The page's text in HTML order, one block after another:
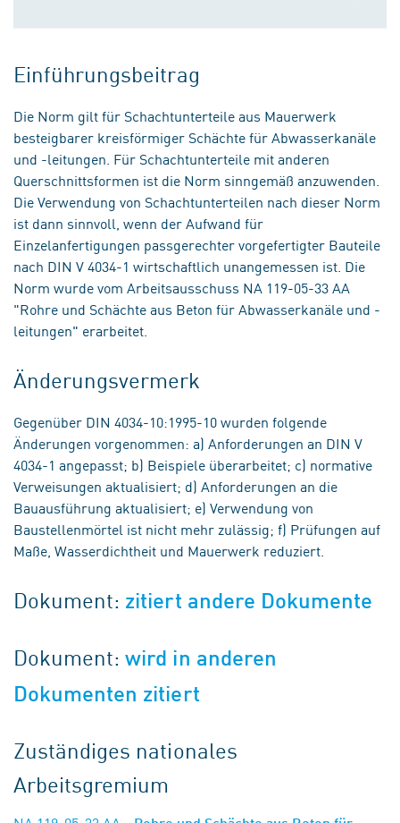
Einführungsbeitrag
Die Norm gilt für Schachtunterteile aus Mauerwerk
besteigbarer kreisförmiger Schächte für Abwasserkanäle
und -leitungen. Für Schachtunterteile mit anderen
Querschnittsformen ist die Norm sinngemäß anzuwenden.
Die Verwendung von Schachtunterteilen nach dieser Norm
ist dann sinnvoll, wenn der Aufwand für
Einzelanfertigungen passgerechter vorgefertigter Bauteile
nach DIN V 4034-1 wirtschaftlich unangemessen ist. Die
Norm wurde vom Arbeitsausschuss NA 119-05-33 AA
"Rohre und Schächte aus Beton für Abwasserkanäle und -
leitungen" erarbeitet.
Änderungsvermerk
Gegenüber DIN 4034-10:1995-10 wurden folgende
Änderungen vorgenommen: a) Anforderungen an DIN V
4034-1 angepasst; b) Beispiele überarbeitet; c) normative
Verweisungen aktualisiert; d) Anforderungen an die
Bauausführung aktualisiert; e) Verwendung von
Baustellenmörtel ist nicht mehr zulässig; f) Prüfungen auf
Maße, Wasserdichtheit und Mauerwerk reduziert.
Dokument: zitiert andere Dokumente
Dokument:wird in anderen
Dokumenten zitiert
Zuständiges nationales
Arbeitsgremium